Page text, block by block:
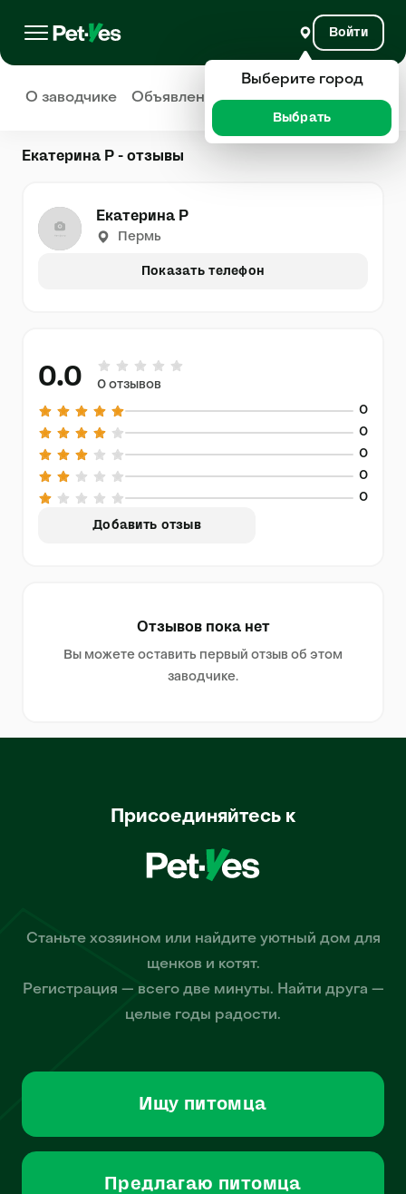
Войти
О заводчике Объявления Отзывы
Екатерина Р - отзывы
Екатерина Р
Пермь
Показать телефон
0.0 0 отзывов
0
0
0
0
0
Добавить отзыв
Отзывов пока нет
Вы можете оставить первый отзыв об этом
заводчике.
Присоединяйтесь к
Станьте хозяином или найдите уютный дом для
щенков и котят.
Регистрация — всего две минуты. Найти друга —
целые годы радости.
Ищу питомца
Предлагаю питомца
Выберите город
Выбрать